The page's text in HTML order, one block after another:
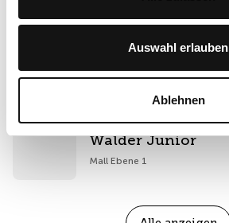
Auswahl erlauben
Ablehnen
Walder Junior
Mall Ebene 1